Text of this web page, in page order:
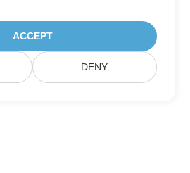
ACCEPT
DENY